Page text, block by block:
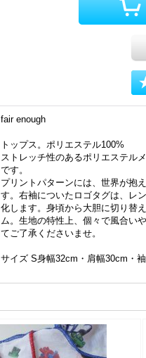
fair enough
トップス。ポリエステル100%
ストレッチ性のあるポリエステル
です。
プリントパターンには、世界が抱
す。右袖についたロゴタグは、レ
化します。身頃から大胆に切り替
ム。生地の特性上、個々で風合い
てご了承くださいませ。
サイズ S身幅32cm・肩幅30cm・